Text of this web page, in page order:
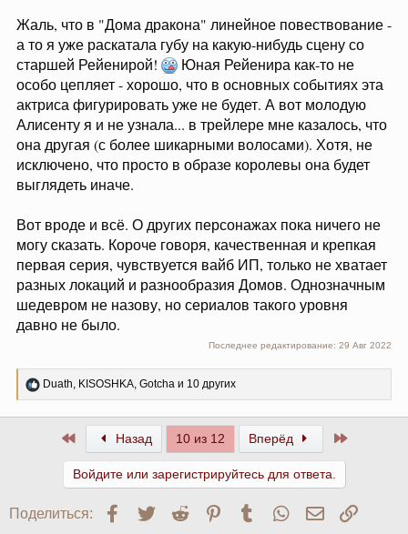
Жаль, что в "Дома дракона" линейное повествование -
а то я уже раскатала губу на какую-нибудь сцену со
старшей Рейенирой!
Юная Рейенира как-то не
особо цепляет - хорошо, что в основных событиях эта
актриса фигурировать уже не будет. А вот молодую
Алисенту я и не узнала... в трейлере мне казалось, что
она другая (с более шикарными волосами). Хотя, не
исключено, что просто в образе королевы она будет
выглядеть иначе.
Вот вроде и всё. О других персонажах пока ничего не
могу сказать. Короче говоря, качественная и крепкая
первая серия, чувствуется вайб ИП, только не хватает
разных локаций и разнообразия Домов. Однозначным
шедевром не назову, но сериалов такого уровня
давно не было.
Последнее редактирование: 29 Авг 2022
Р
е
Duath, KISOSHKA, Gotcha и 10 других
ПервыйНазад 10 из 12 Вперёд
Войдите или зарегистрируйтесь для ответа.
Поделиться: Facebook
Twitter Reddit PinterestTumblr WhatsApp